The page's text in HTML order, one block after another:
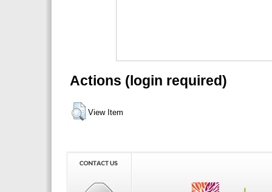
Actions (login required)
View Item